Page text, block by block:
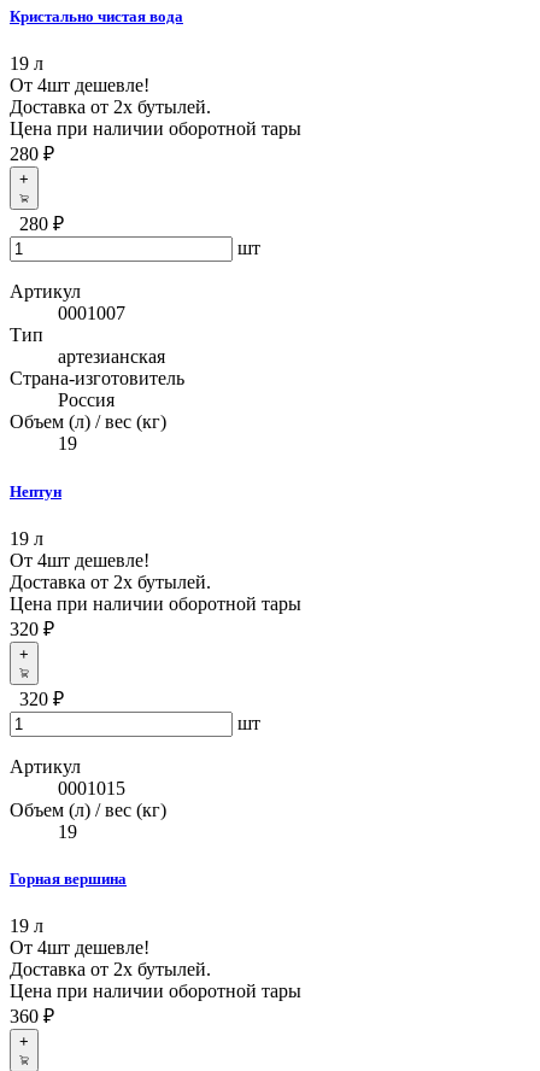
Кристально чистая вода
19 л
От 4шт дешевле!
Доставка от 2х бутылей.
Цена при наличии оборотной тары
280 ₽
+
280 ₽
шт
Артикул
0001007
Тип
артезианская
Страна-изготовитель
Россия
Объем (л) / вес (кг)
19
Нептун
19 л
От 4шт дешевле!
Доставка от 2х бутылей.
Цена при наличии оборотной тары
320 ₽
+
320 ₽
шт
Артикул
0001015
Объем (л) / вес (кг)
19
Горная вершина
19 л
От 4шт дешевле!
Доставка от 2х бутылей.
Цена при наличии оборотной тары
360 ₽
+